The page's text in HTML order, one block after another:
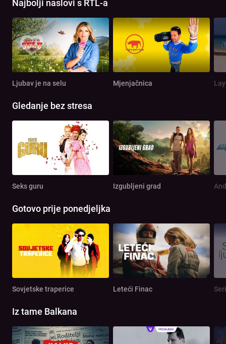
Najbolji naslovi s RTL-a
Ljubav je na selu Mjenjačnica
Gledanje bez stresa
Seks guru Izgubljeni grad
Gotovo prije ponedjeljka
Sovjetske traperice Leteći Finac
Iz tame Balkana